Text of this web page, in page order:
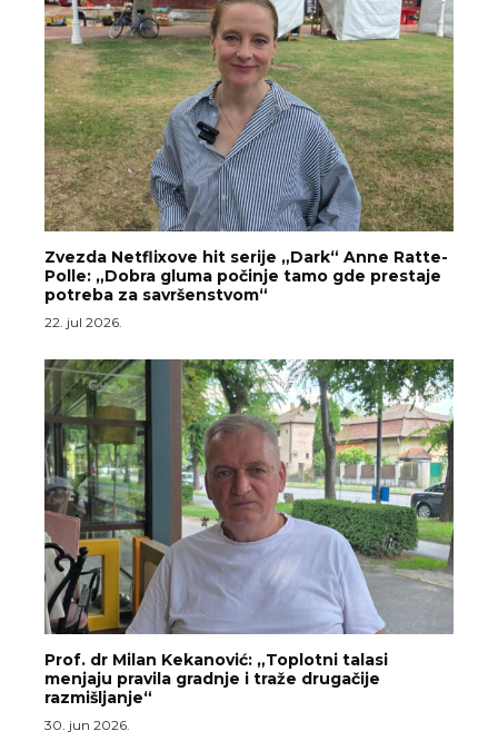
Zvezda Netflixove hit serije „Dark“ Anne Ratte-
Polle: „Dobra gluma počinje tamo gde prestaje
potreba za savršenstvom“
22. jul 2026.
Prof. dr Milan Kekanović: „Toplotni talasi
menjaju pravila gradnje i traže drugačije
razmišljanje“
30. jun 2026.